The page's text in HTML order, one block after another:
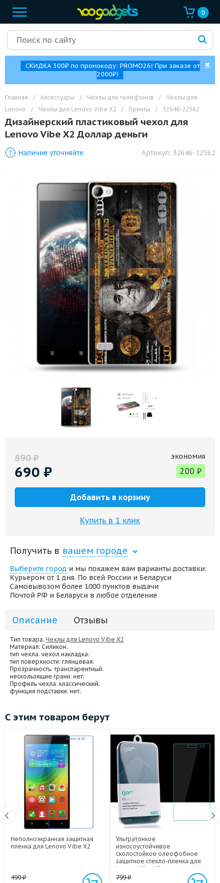
0
СКИДКА 300₽ по промокоду: PROMO26! При заказе от
2000₽!
✖
Главная / Аксессуары / Чехлы для телефонов /
Чехлы для
Lenovo
/ Чехлы для Lenovo Vibe X2 / Принты / 32646-22562
Дизайнерский пластиковый чехол для
Lenovo Vibe X2 Доллар деньги
Наличие уточняйте Артикул: 32646-22562
890₽
690 ₽
экономия
200 ₽
Добавить в корзину
Купить в 1 клик
Получить в вашем городе
Выберите город и мы покажем вам варианты доставки:
Курьером от 1 дня. По всей России и Беларуси
Самовывозом более 1000 пунктов выдачи
Почтой РФ и Беларуси в любое отделение
Описание Отзывы
Тип товара: Чехлы для Lenovo Vibe X2
Материал: Силикон;
тип чехла: чехол накладка;
тип поверхности: глянцевая;
Прозрачность: транспарентный;
нескользящие грани: нет;
Профиль чехла: классический;
функция подставки: нет;
С этим товаром берут
Неполноэкранная защитная
пленка для Lenovo Vibe X2
499₽
Ультратонкое
износоустойчивое
сколостойкое олеофобное
защитное стекло-пленка для
Lenovo Vibe X2
799₽